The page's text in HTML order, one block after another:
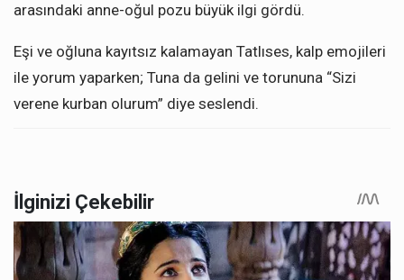
arasındaki anne-oğul pozu büyük ilgi gördü.
Eşi ve oğluna kayıtsız kalamayan Tatlıses, kalp emojileri
ile yorum yaparken; Tuna da gelini ve torununa “Sizi
verene kurban olurum” diye seslendi.